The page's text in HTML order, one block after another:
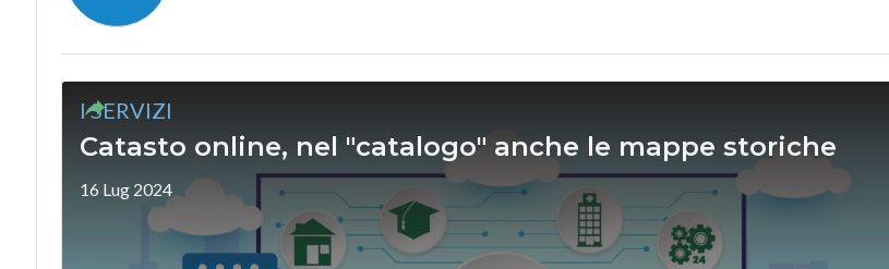
I SERVIZI
Catasto online, nel "catalogo" anche le mappe storiche
16 Lug 2024